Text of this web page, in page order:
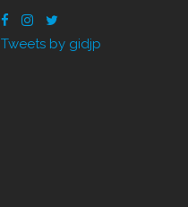
Tweets by gidjp